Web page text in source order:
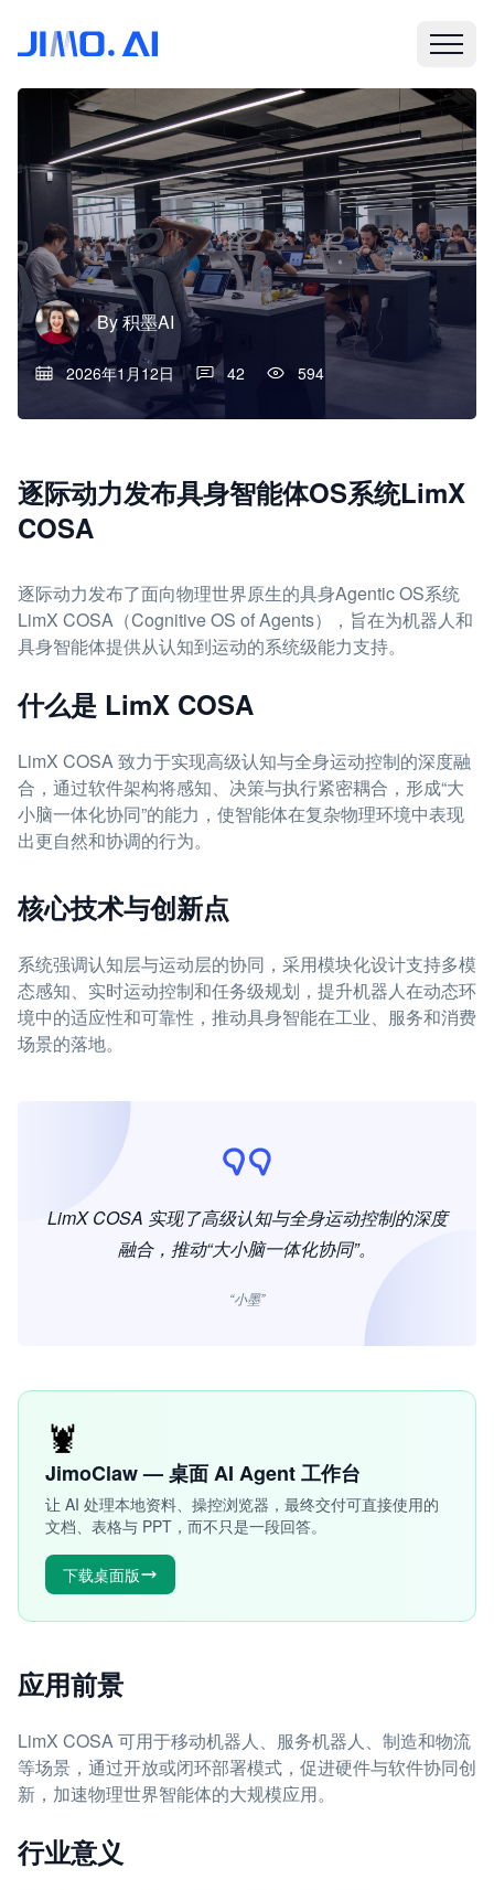
By积墨AI
2026年1月12日 42 594
逐际动力发布具身智能体OS系统LimX
COSA
逐际动力发布了面向物理世界原生的具身Agentic OS系统
LimX COSA（Cognitive OS of Agents），旨在为机器人和
具身智能体提供从认知到运动的系统级能力支持。
什么是 LimX COSA
LimX COSA 致力于实现高级认知与全身运动控制的深度融
合，通过软件架构将感知、决策与执行紧密耦合，形成“大
小脑一体化协同”的能力，使智能体在复杂物理环境中表现
出更自然和协调的行为。
核心技术与创新点
系统强调认知层与运动层的协同，采用模块化设计支持多模
态感知、实时运动控制和任务级规划，提升机器人在动态环
境中的适应性和可靠性，推动具身智能在工业、服务和消费
场景的落地。
LimX COSA 实现了高级认知与全身运动控制的深度
融合，推动“大小脑一体化协同”。
“小墨”
🦞
JimoClaw — 桌面 AI Agent 工作台
让 AI 处理本地资料、操控浏览器，最终交付可直接使用的
文档、表格与 PPT，而不只是一段回答。
下载桌面版
应用前景
LimX COSA 可用于移动机器人、服务机器人、制造和物流
等场景，通过开放或闭环部署模式，促进硬件与软件协同创
新，加速物理世界智能体的大规模应用。
行业意义